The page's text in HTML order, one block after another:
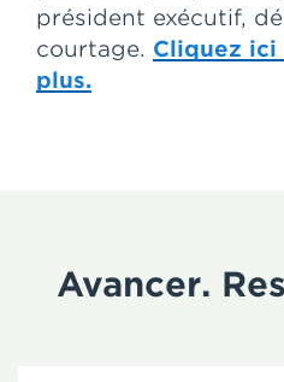
président exécutif,
courtage. Cliquez ici
plus.
Avancer.